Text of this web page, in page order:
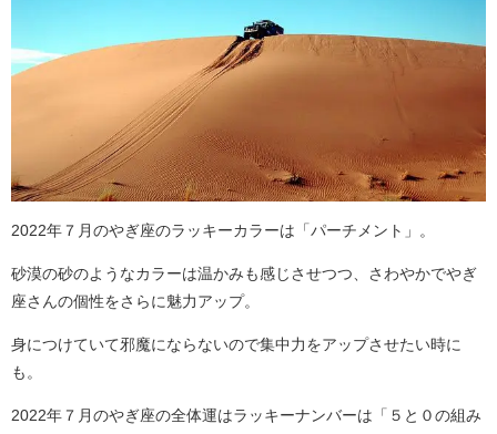
2022年７月のやぎ座のラッキーカラーは「パーチメント」。
砂漠の砂のようなカラーは温かみも感じさせつつ、さわやかでやぎ
座さんの個性をさらに魅力アップ。
身につけていて邪魔にならないので集中力をアップさせたい時に
も。
2022年７月のやぎ座の全体運はラッキーナンバーは「５と０の組み